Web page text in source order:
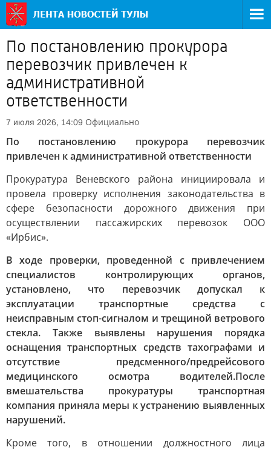
По постановлению прокурора
перевозчик привлечен к
административной
ответственности
7 июля 2026, 14:09 Официально
По постановлению прокурора перевозчик
привлечен к административной ответственности
Прокуратура Веневского района инициировала и
провела проверку исполнения законодательства в
сфере безопасности дорожного движения при
осуществлении пассажирских перевозок ООО
«Ирбис».
В ходе проверки, проведенной с привлечением
специалистов контролирующих органов,
установлено, что перевозчик допускал к
эксплуатации транспортные средства с
неисправным стоп-сигналом и трещиной ветрового
стекла. Также выявлены нарушения порядка
оснащения транспортных средств тахографами и
отсутствие предсменного/предрейсового
медицинского осмотра водителей.После
вмешательства прокуратуры транспортная
компания приняла меры к устранению выявленных
нарушений.
Кроме того, в отношении должностного лица